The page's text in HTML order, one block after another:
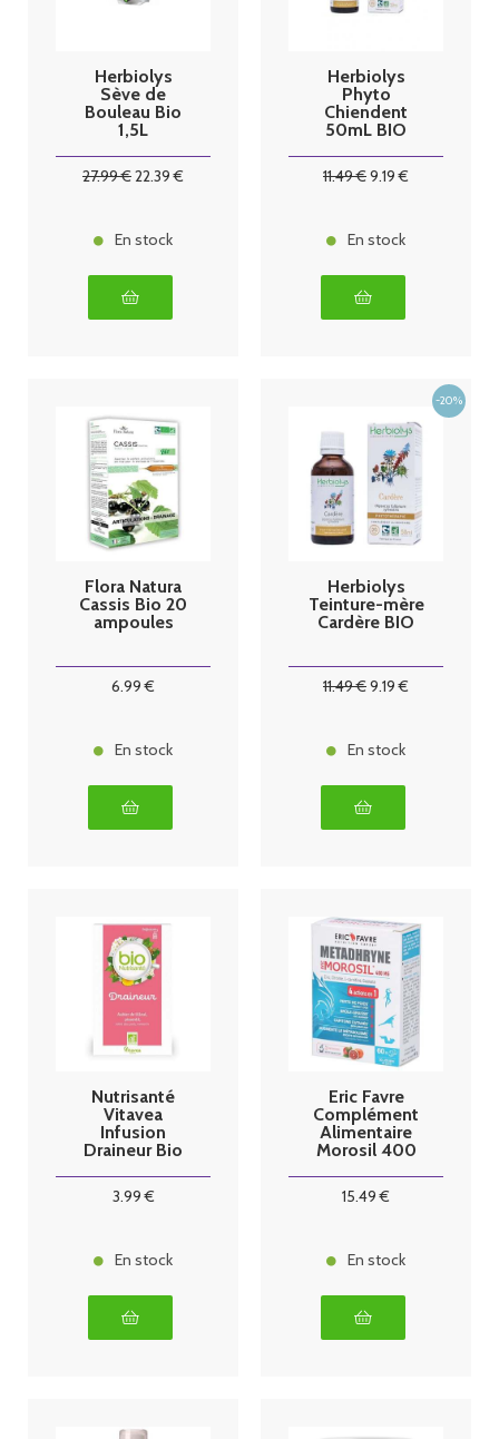
Herbiolys
Sève de
Bouleau Bio
1,5L
27.99€22.39 €
En stock
Herbiolys
Phyto
Chiendent
50mL BIO
11.49€9.19 €
En stock
Flora Natura
Cassis Bio 20
ampoules
6.99 €
En stock
Herbiolys
Teinture-mère
Cardère BIO
11.49€9.19 €
En stock
Nutrisanté
Vitavea
Infusion
Draineur Bio
3.99€
En stock
Eric Favre
Complément
Alimentaire
Morosil 400
15.49 €
En stock